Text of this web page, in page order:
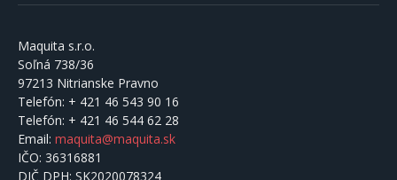
Maquita s.r.o.
Soľná 738/36
97213 Nitrianske Pravno
Telefón: + 421 46 543 90 16
Telefón: + 421 46 544 62 28
Email: maquita@maquita.sk
IČO: 36316881
DIČ DPH: SK2020078324